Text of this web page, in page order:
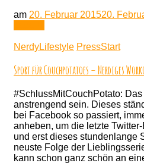
am 20. Februar 201520.
NerdyLifestyle PressStart
Sport für Couchpotatoes – Nerdiges
#SchlussMitCouchPotato:
anstrengend sein. Dieses
bei Facebook so passiert,
anheben, um die letzte
und erst dieses stundenlange
neuste Folge der
kann schon ganz schön an